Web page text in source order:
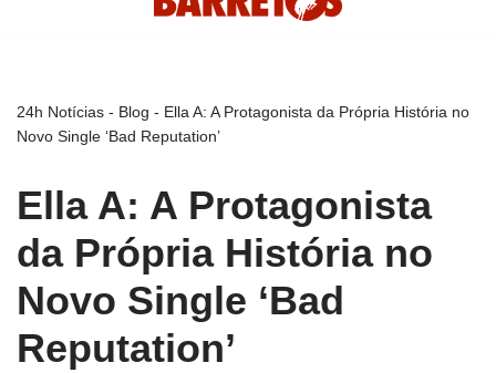
24h Notícias - Blog - Ella A: A Protagonista da Própria História no
Novo Single ‘Bad Reputation’
Ella A: A Protagonista
da Própria História no
Novo Single ‘Bad
Reputation’